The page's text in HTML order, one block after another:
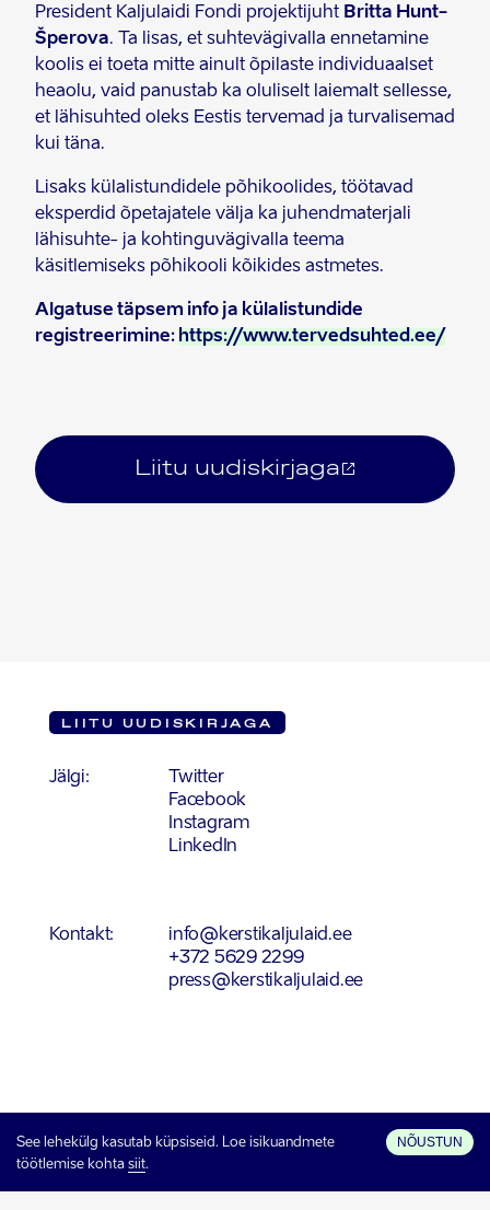
See lehekülg kasutab küpsiseid. Loe isikuandmete
töötlemise kohta siit.
NÕUSTUN
President Kaljulaidi Fondi projektijuht Britta Hunt-
Šperova. Ta lisas, et suhtevägivalla ennetamine
koolis ei toeta mitte ainult õpilaste individuaalset
heaolu, vaid panustab ka oluliselt laiemalt sellesse,
et lähisuhted oleks Eestis tervemad ja turvalisemad
kui täna.
Lisaks külalistundidele põhikoolides, töötavad
eksperdid õpetajatele välja ka juhendmaterjali
lähisuhte- ja kohtinguvägivalla teema
käsitlemiseks põhikooli kõikides astmetes.
Algatuse täpsem info ja külalistundide
registreerimine: https://www.tervedsuhted.ee/
Liitu uudiskirjaga
LIITU UUDISKIRJAGA
Jälgi:
Twitter
Facebook
Instagram
LinkedIn
Kontakt:
info@kerstikaljulaid.ee
+372 5629 2299
press@kerstikaljulaid.ee